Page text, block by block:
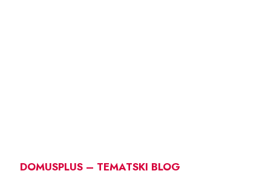
DOMUSPLUS – TEMATSKI BLOG